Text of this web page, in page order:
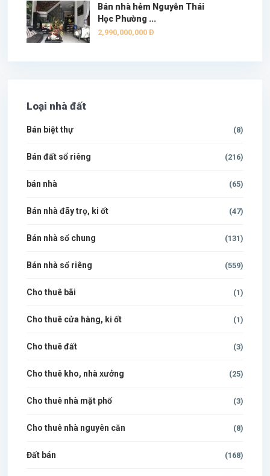
Bán nhà hẻm Nguyễn Thái
Học Phường ...
2,990,000,000 Đ
Loại nhà đất
Bán biệt thự (8)
Bán đất sổ riêng (216)
bán nhà (65)
Bán nhà đãy trọ, ki ốt (47)
Bán nhà sổ chung (131)
Bán nhà sổ riêng (559)
Cho thuê bãi (1)
Cho thuê cửa hàng, ki ốt (1)
Cho thuê đất (3)
Cho thuê kho, nhà xưởng (25)
Cho thuê nhà mặt phố (3)
Cho thuê nhà nguyên căn (8)
Đất bán (168)